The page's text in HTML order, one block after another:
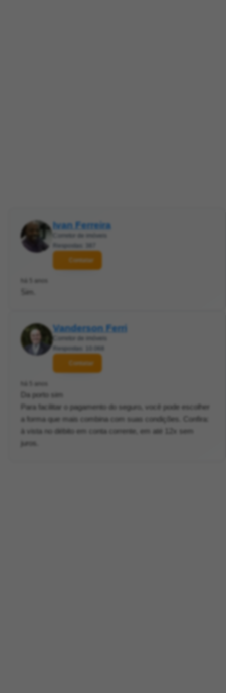
Ivan Ferreira
Corretor de imóveis
Respostas: 387
Contatar
há 5 anos
Sim.
Vanderson Ferri
Corretor de imóveis
Respostas: 10.068
Contatar
há 5 anos
Da porto sim
Para facilitar o pagamento do seguro, você pode escolher
a forma que mais combina com suas condições. Confira:
à vista no débito em conta corrente, em até 12x sem
juros.